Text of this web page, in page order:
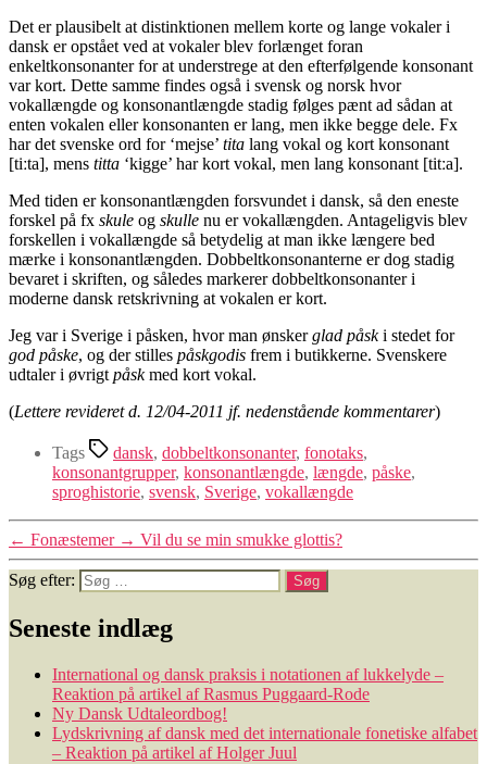
Det er plausibelt at distinktionen mellem korte og lange vokaler i
dansk er opstået ved at vokaler blev forlænget foran
enkeltkonsonanter for at understrege at den efterfølgende konsonant
var kort. Dette samme findes også i svensk og norsk hvor
vokallængde og konsonantlængde stadig følges pænt ad sådan at
enten vokalen eller konsonanten er lang, men ikke begge dele. Fx
har det svenske ord for ‘mejse’ tita lang vokal og kort konsonant
[tiːta], mens titta ‘kigge’ har kort vokal, men lang konsonant [titːa].
Med tiden er konsonantlængden forsvundet i dansk, så den eneste
forskel på fx skule og skulle nu er vokallængden. Antageligvis blev
forskellen i vokallængde så betydelig at man ikke længere bed
mærke i konsonantlængden. Dobbeltkonsonanterne er dog stadig
bevaret i skriften, og således markerer dobbeltkonsonanter i
moderne dansk retskrivning at vokalen er kort.
Jeg var i Sverige i påsken, hvor man ønskerglad påski stedet for
god påske, og der stilles påskgodis frem i butikkerne. Svenskere
udtaler i øvrigt påskmed kort vokal.
(Lettere revideret d. 12/04-2011 jf. nedenstående kommentarer)
Tags dansk, dobbeltkonsonanter, fonotaks,
konsonantgrupper, konsonantlængde, længde, påske,
sproghistorie, svensk, Sverige, vokallængde
← Fonæstemer → Vil du se min smukke glottis?
Søg efter:
Seneste indlæg
International og dansk praksis i notationen af lukkelyde –
Reaktion på artikel af Rasmus Puggaard-Rode
Ny Dansk Udtaleordbog!
Lydskrivning af dansk med det internationale fonetiske alfabet
– Reaktion på artikel af Holger Juul